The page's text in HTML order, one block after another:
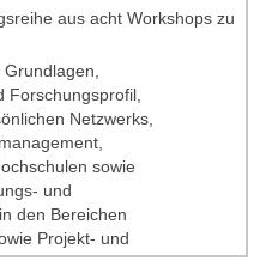
aus acht Workshops zu
Netzwerks,
sowie
und
den Bereichen
Projekt- und